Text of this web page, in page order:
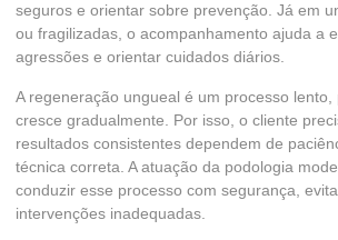
seguros e orientar sobre prevenção. Já em
ou fragilizadas, o acompanhamento ajuda a
agressões e orientar cuidados diários.
A regeneração ungueal é um processo lento,
cresce gradualmente. Por isso, o cliente
resultados consistentes dependem de
técnica correta. A atuação da podologia
conduzir esse processo com segurança,
intervenções inadequadas.